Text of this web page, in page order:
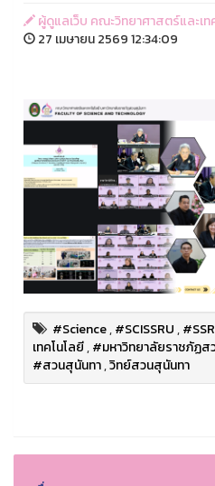
ผู้ดูแลเว็บ คณะวิทยาศาสตร์และเท
27 เมษายน 2569 12:34:09
#Science,#SCISSRU,
เทคโนโลยี,#มหาวิทยาลัยราชภัฏส
#สวนสุนันทา,วิทย์สวนสุนันทา